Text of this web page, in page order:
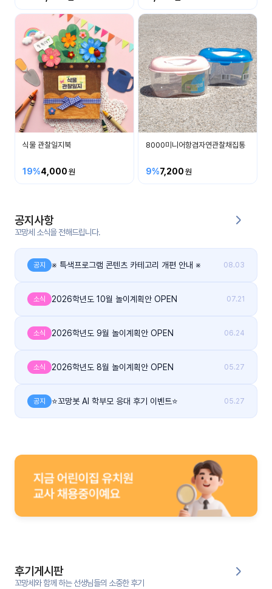
티
공지
사항
이벤
트
우리
들의
그
식물 관찰일지북
19%4,000
8000미니어항겸자연관찰채집통
9%7,200
공지사항
꼬망세 소식을 전해드립니다.
공지 ※ 특색프로그램 콘텐츠 카테고리 개편 안내 ※ 08.03
소식 2026학년도 10월 놀이계획안 OPEN 07.21
소식 2026학년도 9월 놀이계획안 OPEN 06.24
소식 2026학년도 8월 놀이계획안 OPEN 05.27
공지 ⭐꼬망봇 AI 학부모 응대 후기 이벤트⭐ 05.27
후기게시판
꼬망세와 함께 하는 선생님들의 소중한 후기